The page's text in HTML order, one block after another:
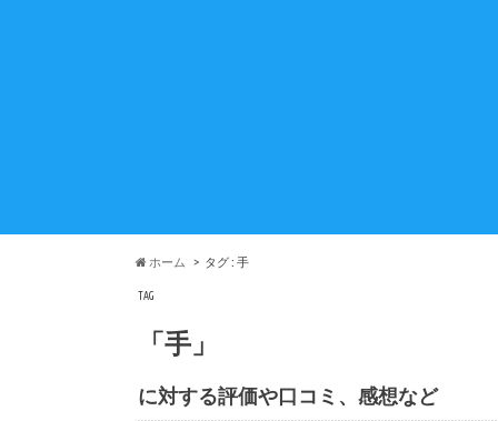
ホーム タグ : 手
TAG
「手」
に対する評価や口コミ、感想など